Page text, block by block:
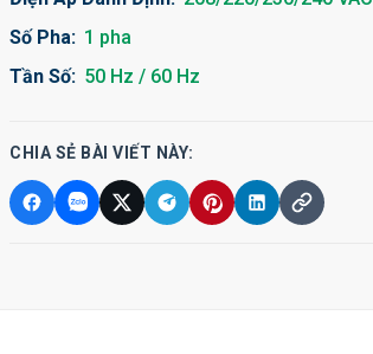
Số Pha: 1 pha
Tần Số: 50 Hz / 60 Hz
CHIA SẺ BÀI VIẾT NÀY: